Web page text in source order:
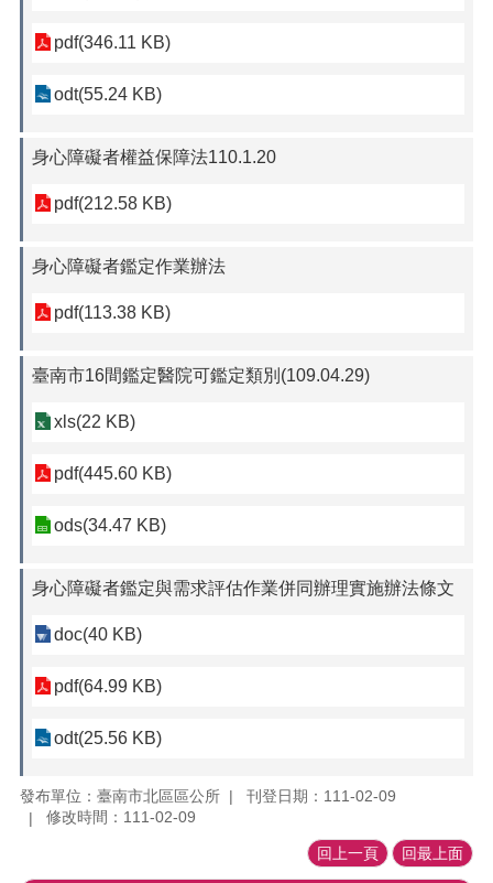
pdf(346.11 KB)
odt(55.24 KB)
身心障礙者權益保障法110.1.20
pdf(212.58 KB)
身心障礙者鑑定作業辦法
pdf(113.38 KB)
臺南市16間鑑定醫院可鑑定類別(109.04.29)
xls(22 KB)
pdf(445.60 KB)
ods(34.47 KB)
身心障礙者鑑定與需求評估作業併同辦理實施辦法條文
doc(40 KB)
pdf(64.99 KB)
odt(25.56 KB)
發布單位：臺南市北區區公所
刊登日期：111-02-09
修改時間：111-02-09
回上一頁 回最上面